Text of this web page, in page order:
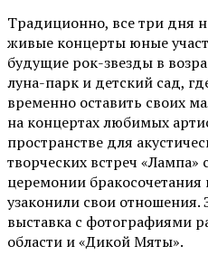
Традиционно, все три дня
живые концерты юные
будущие рок-звезды в
луна-парк и детский сад,
временно оставить своих
на концертах любимых
пространстве для
творческих встреч
церемонии
узаконили свои отношения.
выставка с фотографиями
области и «Дикой Мяты».